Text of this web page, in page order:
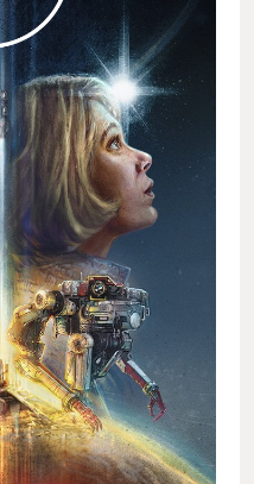
、イカした宇宙船の改造シ
ライズ、はじめて端正な顔
おっかない異形の宇宙生物
さに圧倒されました。私は
良さを追求した船から、ア
き物っぽい船と、武器を捌
々。家族には「最近宇宙船
ームなの？」とも聞かれま
たのはゲームクリアから２
ますが、大好きなゲームを
仕掛けは非常に有り難く、
ました。「じゃあ２周目は
ー」といった、選ばなかっ
できるのは素晴らしい仕掛
の場面で、この選択はでき
選択をしてしまうこともし
うのだなぁと感じる秋の宇